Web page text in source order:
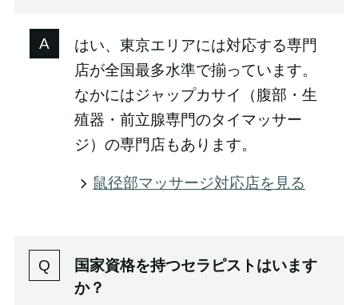
はい、東京エリアには対応する専門
店が全国最多水準で揃っています。
なかにはジャップカサイ（腹部・生
殖器・前立腺専門のタイマッサー
ジ）の専門店もあります。
鼠径部マッサージ対応店を見る
国家資格を持つセラピストはいます
か？